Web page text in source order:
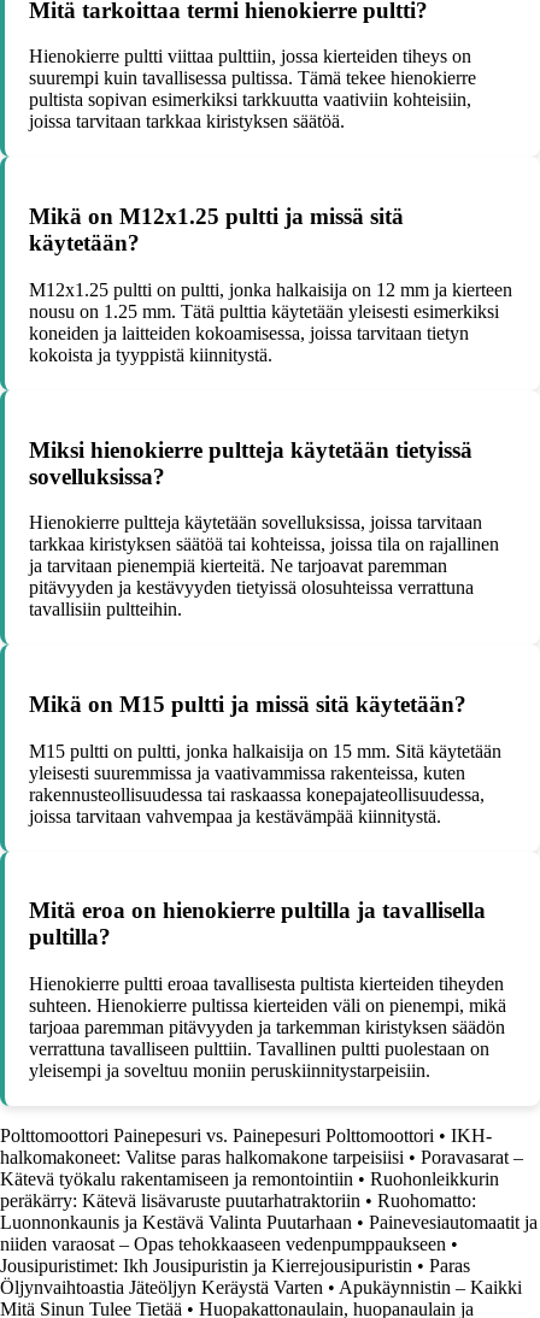
Mitä tarkoittaa termi hienokierre pultti?
Hienokierre pultti viittaa pulttiin, jossa kierteiden tiheys on
suurempi kuin tavallisessa pultissa. Tämä tekee hienokierre
pultista sopivan esimerkiksi tarkkuutta vaativiin kohteisiin,
joissa tarvitaan tarkkaa kiristyksen säätöä.
Mikä on M12x1.25 pultti ja missä sitä
käytetään?
M12x1.25 pultti on pultti, jonka halkaisija on 12 mm ja kierteen
nousu on 1.25 mm. Tätä pulttia käytetään yleisesti esimerkiksi
koneiden ja laitteiden kokoamisessa, joissa tarvitaan tietyn
kokoista ja tyyppistä kiinnitystä.
Miksi hienokierre pultteja käytetään tietyissä
sovelluksissa?
Hienokierre pultteja käytetään sovelluksissa, joissa tarvitaan
tarkkaa kiristyksen säätöä tai kohteissa, joissa tila on rajallinen
ja tarvitaan pienempiä kierteitä. Ne tarjoavat paremman
pitävyyden ja kestävyyden tietyissä olosuhteissa verrattuna
tavallisiin pultteihin.
Mikä on M15 pultti ja missä sitä käytetään?
M15 pultti on pultti, jonka halkaisija on 15 mm. Sitä käytetään
yleisesti suuremmissa ja vaativammissa rakenteissa, kuten
rakennusteollisuudessa tai raskaassa konepajateollisuudessa,
joissa tarvitaan vahvempaa ja kestävämpää kiinnitystä.
Mitä eroa on hienokierre pultilla ja tavallisella
pultilla?
Hienokierre pultti eroaa tavallisesta pultista kierteiden tiheyden
suhteen. Hienokierre pultissa kierteiden väli on pienempi, mikä
tarjoaa paremman pitävyyden ja tarkemman kiristyksen säädön
verrattuna tavalliseen pulttiin. Tavallinen pultti puolestaan on
yleisempi ja soveltuu moniin peruskiinnitystarpeisiin.
Polttomoottori Painepesuri vs. Painepesuri Polttomoottori • IKH-
halkomakoneet: Valitse paras halkomakone tarpeisiisi • Poravasarat –
Kätevä työkalu rakentamiseen ja remontointiin • Ruohonleikkurin
peräkärry: Kätevä lisävaruste puutarhatraktoriin • Ruohomatto:
Luonnonkaunis ja Kestävä Valinta Puutarhaan • Painevesiautomaatit ja
niiden varaosat – Opas tehokkaaseen vedenpumppaukseen •
Jousipuristimet: Ikh Jousipuristin ja Kierrejousipuristin • Paras
Öljynvaihtoastia Jäteöljyn Keräystä Varten • Apukäynnistin – Kaikki
Mitä Sinun Tulee Tietää • Huopakattonaulain, huopanaulain ja